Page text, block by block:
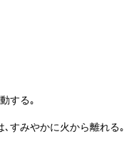
する｡
すみやかに火から離れる｡